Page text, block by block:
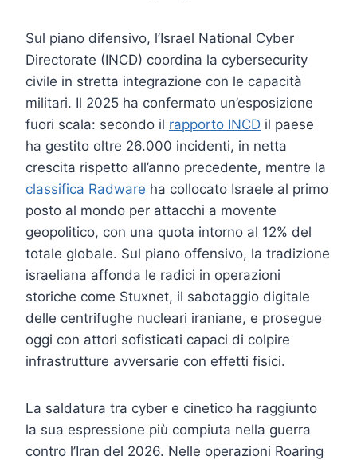
Sul piano difensivo, l’Israel National Cyber
Directorate (INCD) coordina la cybersecurity
civile in stretta integrazione con le capacità
militari. Il 2025 ha confermato un’esposizione
fuori scala: secondo il rapporto INCD il paese
ha gestito oltre 26.000 incidenti, in netta
crescita rispetto all’anno precedente, mentre la
classifica Radware ha collocato Israele al primo
posto al mondo per attacchi a movente
geopolitico, con una quota intorno al 12% del
totale globale. Sul piano offensivo, la tradizione
israeliana affonda le radici in operazioni
storiche come Stuxnet, il sabotaggio digitale
delle centrifughe nucleari iraniane, e prosegue
oggi con attori sofisticati capaci di colpire
infrastrutture avversarie con effetti fisici.
La saldatura tra cyber e cinetico ha raggiunto
la sua espressione più compiuta nella guerra
contro l’Iran del 2026. Nelle operazioni Roaring